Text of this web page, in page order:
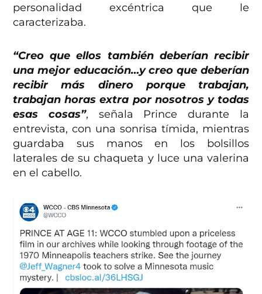
personalidad excéntrica que le
caracterizaba.
“Creo que ellos también deberían recibir
una mejor educación…y creo que deberían
recibir más dinero porque trabajan,
trabajan horas extra por nosotros y todas
esas cosas”, señala Prince durante la
entrevista, con una sonrisa tímida, mientras
guardaba sus manos en los bolsillos
laterales de su chaqueta y luce una valerina
en el cabello.